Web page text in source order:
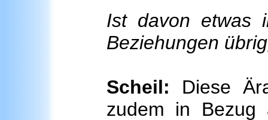
Ist davon etwas
Beziehungen
Scheil: Diese
zudem in Bezug